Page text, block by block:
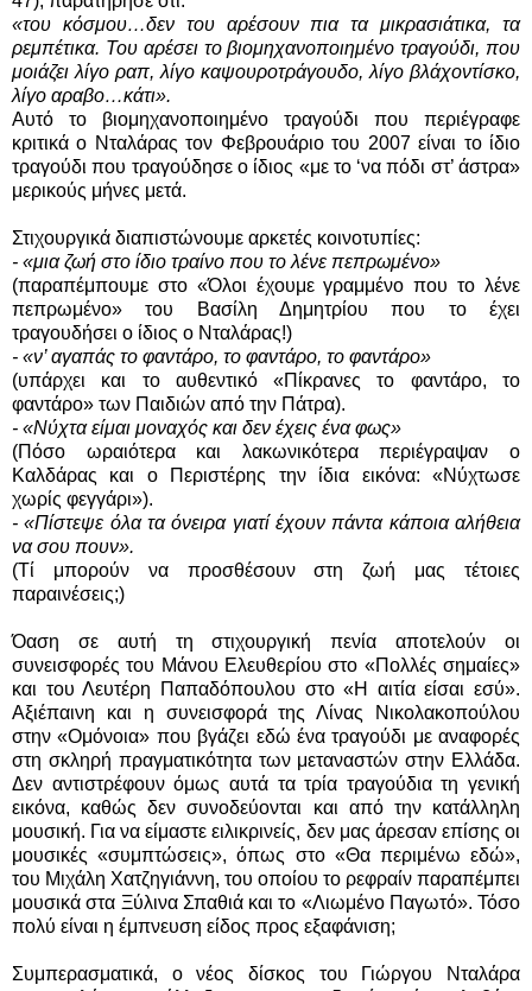
«του κόσμου…δεν του αρέσουν πια τα μικρασιάτικα, τα
ρεμπέτικα. Του αρέσει το βιομηχανοποιημένο τραγούδι, που
μοιάζει λίγο ραπ, λίγο καψουροτράγουδο, λίγο βλάχοντίσκο,
λίγο αραβο…κάτι».
Αυτό το βιομηχανοποιημένο τραγούδι που περιέγραφε
κριτικά ο Νταλάρας τον Φεβρουάριο του 2007 είναι το ίδιο
τραγούδι που τραγούδησε ο ίδιος «με το ‘να πόδι στ’ άστρα»
μερικούς μήνες μετά.
Στιχουργικά διαπιστώνουμε αρκετές κοινοτυπίες:
- «μια ζωή στο ίδιο τραίνο που το λένε πεπρωμένο»
(παραπέμπουμε στο «Όλοι έχουμε γραμμένο που το λένε
πεπρωμένο» του Βασίλη Δημητρίου που το έχει
τραγουδήσει ο ίδιος ο Νταλάρας!)
- «ν’ αγαπάς το φαντάρο, το φαντάρο, το φαντάρο»
(υπάρχει και το αυθεντικό «Πίκρανες το φαντάρο, το
φαντάρο» των Παιδιών από την Πάτρα).
- «Νύχτα είμαι μοναχός και δεν έχεις ένα φως»
(Πόσο ωραιότερα και λακωνικότερα περιέγραψαν ο
Καλδάρας και ο Περιστέρης την ίδια εικόνα: «Νύχτωσε
χωρίς φεγγάρι»).
- «Πίστεψε όλα τα όνειρα γιατί έχουν πάντα κάποια αλήθεια
να σου πουν».
(Τί μπορούν να προσθέσουν στη ζωή μας τέτοιες
παραινέσεις;)
Όαση σε αυτή τη στιχουργική πενία αποτελούν οι
συνεισφορές του Μάνου Ελευθερίου στο «Πολλές σημαίες»
και του Λευτέρη Παπαδόπουλου στο «Η αιτία είσαι εσύ».
Αξιέπαινη και η συνεισφορά της Λίνας Νικολακοπούλου
στην «Ομόνοια» που βγάζει εδώ ένα τραγούδι με αναφορές
στη σκληρή πραγματικότητα των μεταναστών στην Ελλάδα.
Δεν αντιστρέφουν όμως αυτά τα τρία τραγούδια τη γενική
εικόνα, καθώς δεν συνοδεύονται και από την κατάλληλη
μουσική. Για να είμαστε ειλικρινείς, δεν μας άρεσαν επίσης οι
μουσικές «συμπτώσεις», όπως στο «Θα περιμένω εδώ»,
του Μιχάλη Χατζηγιάννη, του οποίου το ρεφραίν παραπέμπει
μουσικά στα Ξύλινα Σπαθιά και το «Λιωμένο Παγωτό». Τόσο
πολύ είναι η έμπνευση είδος προς εξαφάνιση;
Συμπερασματικά, ο νέος δίσκος του Γιώργου Νταλάρα